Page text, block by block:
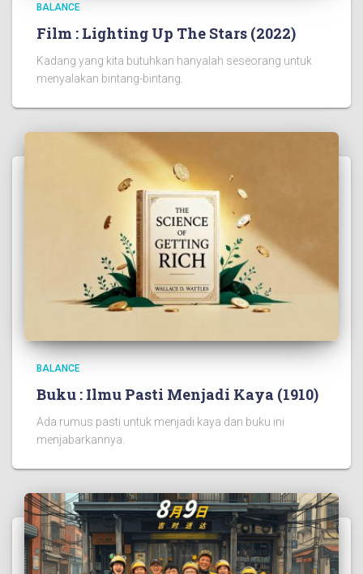
BALANCE
Film : Lighting Up The Stars (2022)
Kadang yang kita butuhkan hanyalah seseorang untuk
menyalakan bintang-bintang.
BALANCE
Buku : Ilmu Pasti Menjadi Kaya (1910)
Ada rumus pasti untuk menjadi kaya dan buku ini
menjabarkannya.